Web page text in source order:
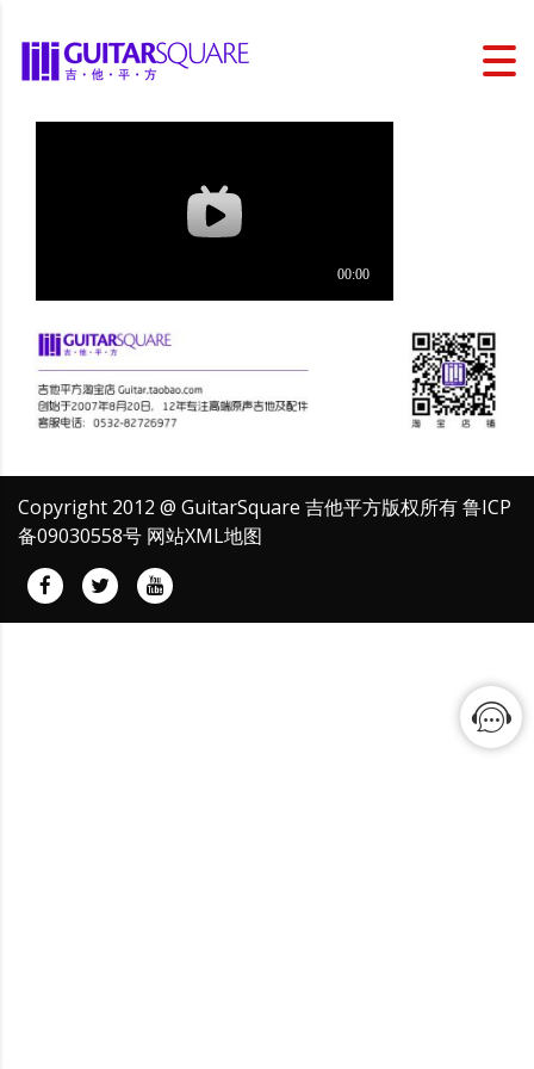
Copyright 2012 @ GuitarSquare 吉他平方版权所有鲁ICP
备09030558号 网站XML地图